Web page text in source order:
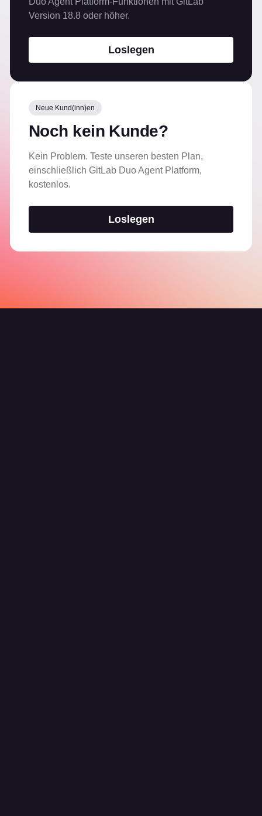
Version 18.8 oder höher.
Loslegen
Neue Kund(inn)en
Noch kein Kunde?
Kein Problem. Teste unseren besten Plan,
einschließlich GitLab Duo Agent Platform,
kostenlos.
Loslegen